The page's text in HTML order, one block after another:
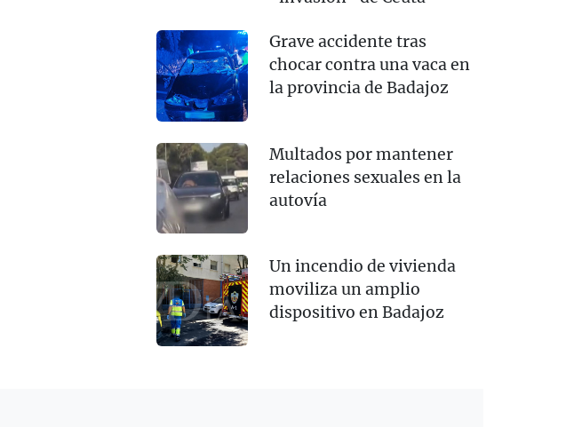
Grave accidente tras
chocar contra una vaca en
la provincia de Badajoz
Multados por mantener
relaciones sexuales en la
autovía
Un incendio de vivienda
moviliza un amplio
dispositivo en Badajoz